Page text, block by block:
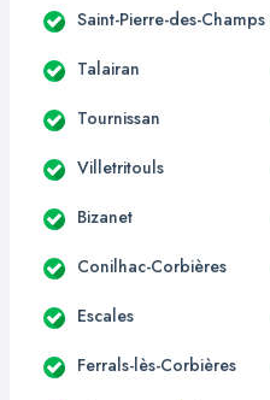
Saint-Pierre-des-Champs
Talairan
Tournissan
Villetritouls
Bizanet
Conilhac-Corbières
Escales
Ferrals-lès-Corbières